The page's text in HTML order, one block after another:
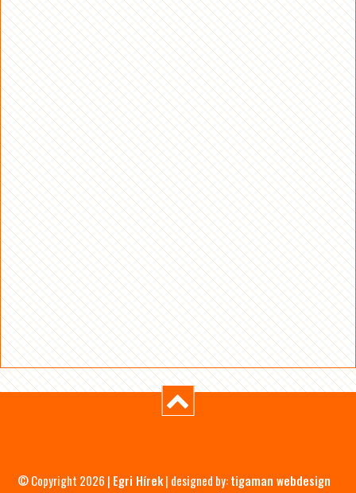
© Copyright 2026 | Egri Hírek| designed by:tigaman webdesign